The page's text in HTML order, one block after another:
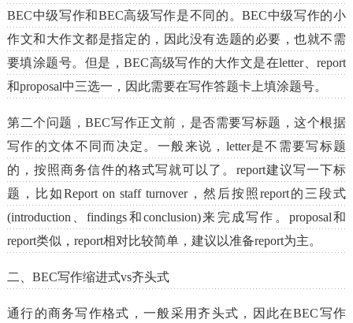
BEC中级写作和BEC高级写作是不同的。BEC中级写作的小
作文和大作文都是指定的，因此没有选题的必要，也就不需
要填涂题号。但是，BEC高级写作的大作文是在letter、report
和proposal中三选一，因此需要在写作答题卡上填涂题号。
第二个问题，BEC写作正文前，是否需要写标题，这个根据
写作的文体不同而决定。一般来说，letter是不需要写标题
的，按照商务信件的格式写就可以了。report建议写一下标
题，比如Report on staff turnover，然后按照report的三段式
(introduction、findings和conclusion)来完成写作。proposal和
report类似，report相对比较简单，建议以准备report为主。
二、BEC写作缩进式vs齐头式
通行的商务写作格式，一般采用齐头式，因此在BEC写作